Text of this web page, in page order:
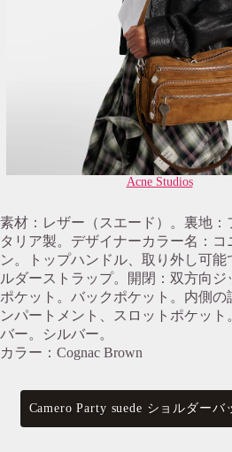
Acne Studios
素材：レザー（スエード）。裏地：
タリア製。デザイナーカラー名：コ
ン。トップハンドル、取り外し可能
ルダーストラップ。開閉：双方向ジ
ポケット。バックポケット。内側の
ンパートメント、スロットポケッ
バー。シルバー。
カラー：Cognac Brown
Camero Party suede ショルダーバ